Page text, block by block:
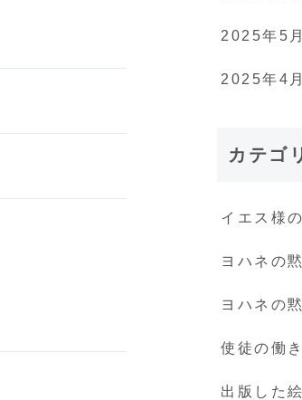
2025年5月
2025年4月
カテゴ
イエス様
ヨハネの
ヨハネの
使徒の働き
出版した